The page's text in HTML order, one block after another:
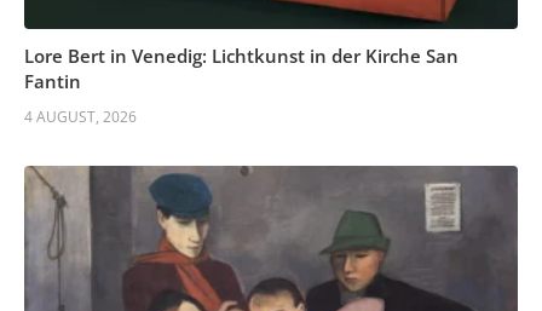
Lore Bert in Venedig: Lichtkunst in der Kirche San
Fantin
4 AUGUST, 2026